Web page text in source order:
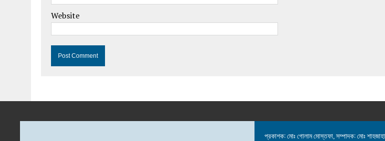
Website
প্রকাশক: মোঃ গোলাম মোস্তফা, সম্পাদক: মোঃ